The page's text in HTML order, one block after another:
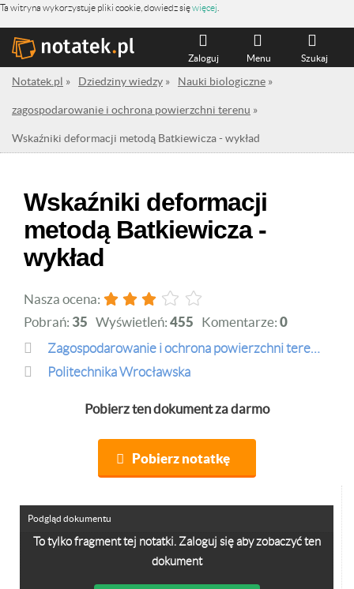
Ta witryna wykorzystuje pliki cookie, dowiedz sięwięcej
Szukaj
Menu
Zaloguj
Notatek.pl » Dziedziny wiedzy » Nauki biologiczne »
zagospodarowanie i ochrona powierzchni terenu »
Wskaźniki deformacji metodą Batkiewicza - wykład
Wskaźniki deformacji
metodą Batkiewicza -
wykład
Nasza ocena:
Pobrań: 35 Wyświetleń: 455 Komentarze: 0
zagospodarowanie i ochrona powierzchni terenu
Politechnika Wrocławska
Pobierz ten dokument za darmo
Pobierz notatkę
To tylko fragment tej notatki. Zaloguj się aby zobaczyć ten
dokument
Podgląd dokumentu